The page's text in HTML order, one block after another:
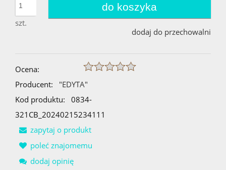
szt.
do koszyka
dodaj do przechowalni
Ocena:
Producent:
"EDYTA"
Kod produktu:
0834-
321CB_20240215234111
zapytaj o produkt
poleć znajomemu
dodaj opinię